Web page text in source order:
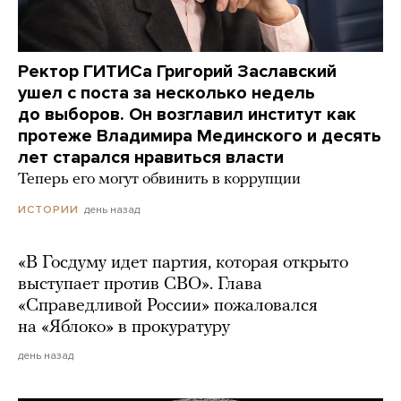
Ректор ГИТИСа Григорий Заславский
ушел с поста за несколько недель
до выборов. Он возглавил институт как
протеже Владимира Мединского и десять
лет старался нравиться власти
Теперь его могут обвинить в коррупции
ИСТОРИИ день назад
«В Госдуму идет партия, которая открыто
выступает против СВО». Глава
«Справедливой России» пожаловался
на «Яблоко» в прокуратуру
день назад